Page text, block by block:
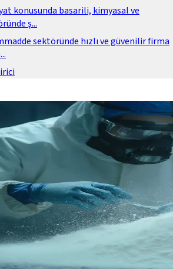
konusunda basarili, kimyasal ve
ş...
sektöründe hızlı ve güvenilir firma
...